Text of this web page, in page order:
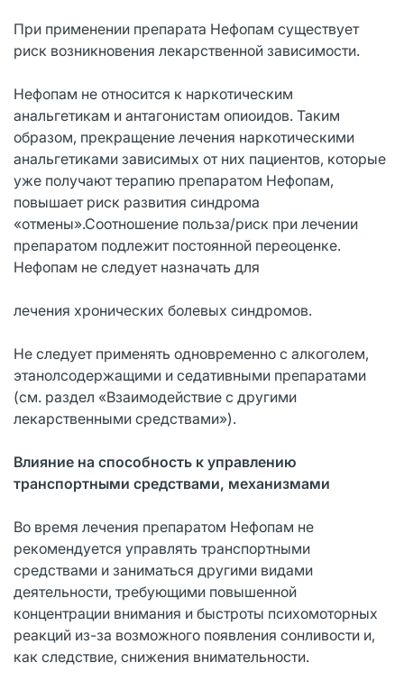
При применении препарата Нефопам существует
риск возникновения лекарственной зависимости.
Нефопам не относится к наркотическим
анальгетикам и антагонистам опиоидов. Таким
образом, прекращение лечения наркотическими
анальгетиками зависимых от них пациентов, которые
уже получают терапию препаратом Нефопам,
повышает риск развития синдрома
«отмены».Соотношение польза/риск при лечении
препаратом подлежит постоянной переоценке.
Нефопам не следует назначать для
лечения хронических болевых синдромов.
Не следует применять одновременно с алкоголем,
этанолсодержащими и седативными препаратами
(см. раздел «Взаимодействие с другими
лекарственными средствами»).
Влияние на способность к управлению
транспортными средствами, механизмами
Во время лечения препаратом Нефопам не
рекомендуется управлять транспортными
средствами и заниматься другими видами
деятельности, требующими повышенной
концентрации внимания и быстроты психомоторных
реакций из-за возможного появления сонливости и,
как следствие, снижения внимательности.